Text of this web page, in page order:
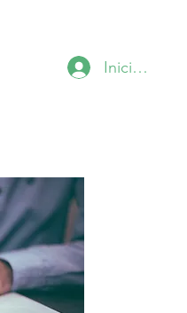
Iniciar sesión